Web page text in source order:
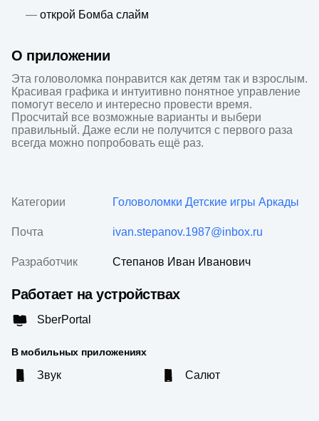
— открой Бомба слайм
О приложении
Эта головоломка понравится как детям так и взрослым.
Красивая графика и интуитивно понятное управление
помогут весело и интересно провести время.
Просчитай все возможные варианты и выбери
правильный. Даже если не получится с первого раза
всегда можно попробовать ещё раз.
Категории Головоломки Детские игры Аркады
Почта ivan.stepanov.1987@inbox.ru
Разработчик Степанов Иван Иванович
Работает на устройствах
SberPortal
В мобильных приложениях
Звук Салют